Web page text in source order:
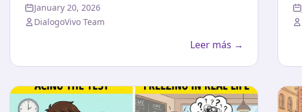
January 20, 2026
DialogoVivo Team
Leer más →